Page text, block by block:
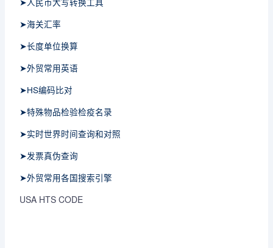
➤海关汇率
➤长度单位换算
➤外贸常用英语
➤HS编码比对
➤特殊物品检验检疫名录
➤实时世界时间查询和对照
➤发票真伪查询
➤外贸常用各国搜索引擎
USA HTS CODE